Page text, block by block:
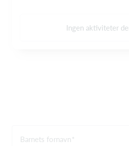
Ingen aktiviteter
Barnets fornavn